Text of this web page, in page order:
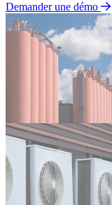
Demander une démo